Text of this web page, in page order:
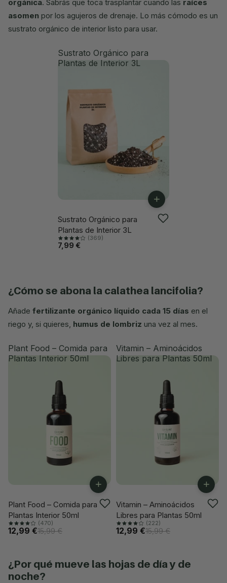
orgánica. Sabrás que toca trasplantar cuando las raíces
asomen por los agujeros de drenaje. Lo más cómodo es un
sustrato orgánico de interior listo para usar.
Sustrato Orgánico para
Plantas de Interior 3L
+
Sustrato Orgánico para
Plantas de Interior 3L
(369)
7,99 €
¿cómo se abona la calathea lancifolia?
Añade fertilizante orgánico líquido cada 15 días en el
riego y, si quieres, humus de lombriz una vez al mes.
Plant Food – Comida para
Plantas Interior 50ml
-18%
+
Plant Food – Comida para
Plantas Interior 50ml
(470)
12,99 €15,99 €
Vitamin – Aminoácidos
Libres para Plantas 50ml
-18%
+
Vitamin – Aminoácidos
Libres para Plantas 50ml
(222)
12,99 €15,99 €
¿por qué mueve las hojas de día y de
noche?